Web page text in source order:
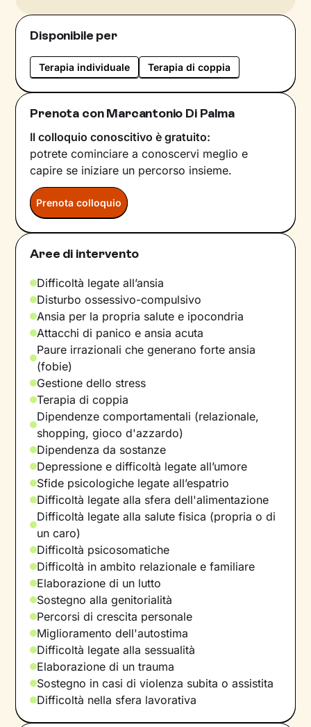
Disponibile per
Terapia individuale Terapia di coppia
Prenota con Marcantonio Di Palma
Il colloquio conoscitivo è gratuito:
potrete cominciare a conoscervi meglio e
capire se iniziare un percorso insieme.
Prenota colloquio
Aree di intervento
Difficoltà legate all’ansia
Disturbo ossessivo-compulsivo
Ansia per la propria salute e ipocondria
Attacchi di panico e ansia acuta
Paure irrazionali che generano forte ansia
(fobie)
Gestione dello stress
Terapia di coppia
Dipendenze comportamentali (relazionale,
shopping, gioco d'azzardo)
Dipendenza da sostanze
Depressione e difficoltà legate all’umore
Sfide psicologiche legate all’espatrio
Difficoltà legate alla sfera dell'alimentazione
Difficoltà legate alla salute fisica (propria o di
un caro)
Difficoltà psicosomatiche
Difficoltà in ambito relazionale e familiare
Elaborazione di un lutto
Sostegno alla genitorialità
Percorsi di crescita personale
Miglioramento dell'autostima
Difficoltà legate alla sessualità
Elaborazione di un trauma
Sostegno in casi di violenza subita o assistita
Difficoltà nella sfera lavorativa